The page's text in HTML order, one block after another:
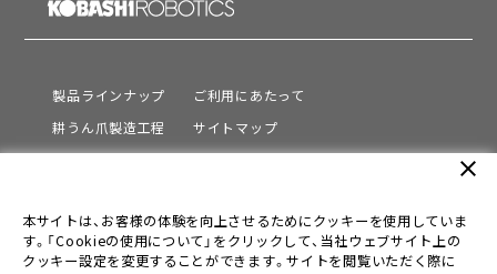
製品ラインナップ
耕うん爪製造工程
サポート
会社情報
採用情報
ご利用にあたって
サイトマップ
プライバシーポリシー
本サイトは、お客様の体験を向上させるためにクッキーを使用していま
す。「Cookieの使用について」をクリックして、当社ウェブサイト上の
クッキー設定を変更することができます。サイトを閲覧いただく際に
close